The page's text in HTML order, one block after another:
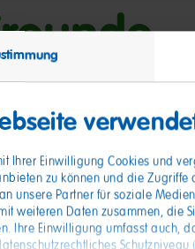
Ihrer Einwilligung Cookies und
zu können und die
unsere Partner für soziale
weiteren Daten zusammen, die
Ihre Einwilligung umfasst auch,